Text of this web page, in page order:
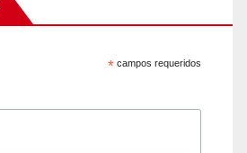
* campos requeridos